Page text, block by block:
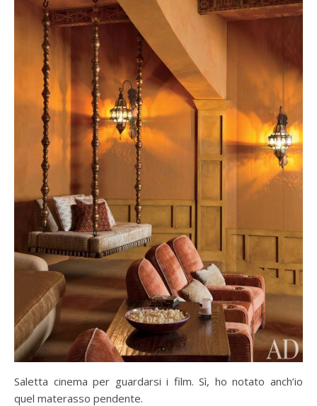
Saletta cinema per guardarsi i film. Sì, ho notato anch’io
quel materasso pendente.